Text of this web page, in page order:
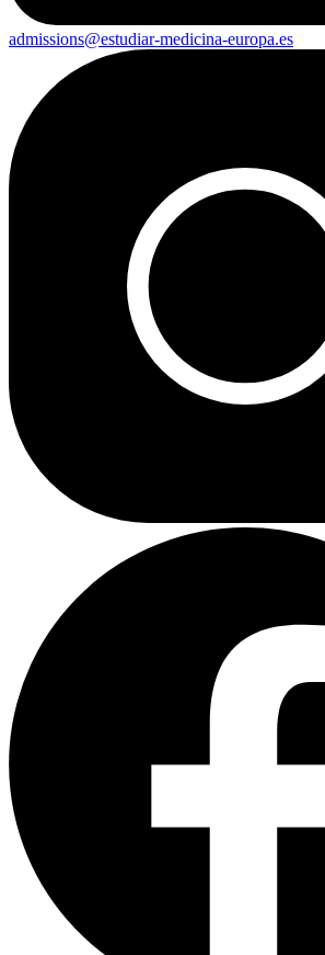
admissions@estudiar-medicina-europa.es